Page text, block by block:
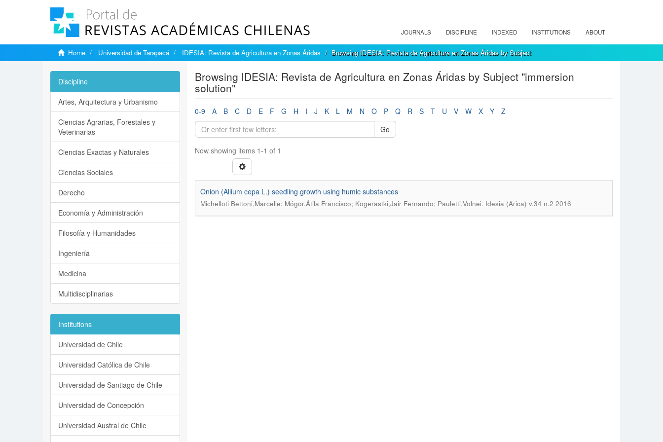
JOURNALS DISCIPLINE INDEXED INSTITUTIONS ABOUT
Home Universidad de Tarapacá IDESIA: Revista de Agricultura en Zonas Áridas Browsing IDESIA: Revista de Agricultura en Zonas Áridas by Subject
Browsing IDESIA: Revista de Agricultura en Zonas Áridas by Subject "immersion
solution"
0-9 A B C D E F G H I J K L M N O P Q R S T U V W X Y
Z
Go
Now showing items 1-1 of 1
Onion (Allium cepa L.) seedling growth using humic substances
Michelloti Bettoni,Marcelle; Mógor,Átila Francisco; Kogerastki,Jair Fernando; Pauletti,Volnei. Idesia (Arica) v.34 n.2 2016
Discipline
Artes, Arquitectura y Urbanismo
Ciencias Agrarias, Forestales y
Veterinarias
Ciencias Exactas y Naturales
Ciencias Sociales
Derecho
Economía y Administración
Filosofía y Humanidades
Ingeniería
Medicina
Multidisciplinarias
Institutions
Universidad de Chile
Universidad Católica de Chile
Universidad de Santiago de Chile
Universidad de Concepción
Universidad Austral de Chile